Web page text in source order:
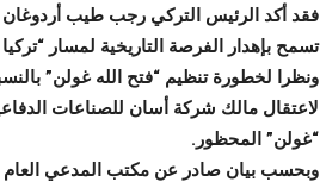
فقد أكد الرئيس التركي رجب طيب أردوغان
تسمح بإهدار الفرصة التاريخية لمسار
لاعتقال مالك شركة أسان للصناعات
“غولن” المحظور.
وبحسب بيان صادر عن مكتب المدعي العام